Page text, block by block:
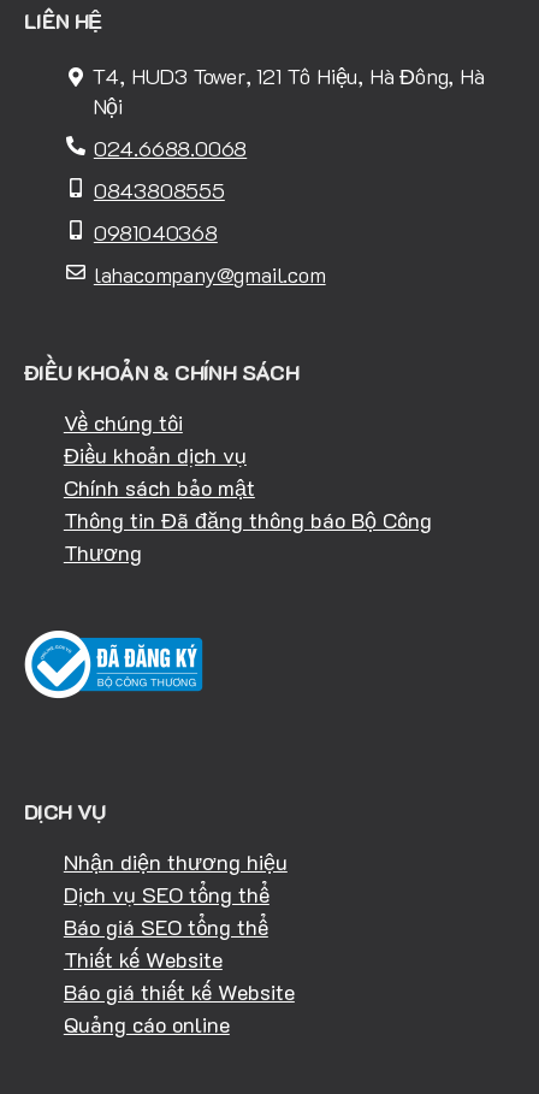
LIÊN HỆ
T4, HUD3 Tower, 121 Tô Hiệu, Hà Đông, Hà
Nội
024.6688.0068
0843808555
0981040368
lahacompany@gmail.com
ĐIỀU KHOẢN & CHÍNH SÁCH
Về chúng tôi
Điều khoản dịch vụ
Chính sách bảo mật
Thông tin Đã đăng thông báo Bộ Công
Thương
DỊCH VỤ
Nhận diện thương hiệu
Dịch vụ SEO tổng thể
Báo giá SEO tổng thể
Thiết kế Website
Báo giá thiết kế Website
Quảng cáo online